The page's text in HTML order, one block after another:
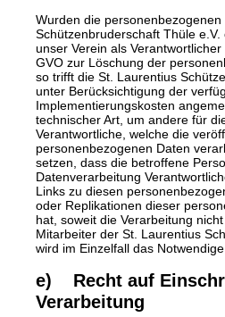
Wurden die
Schützenbruderschaft Thüle
unser Verein als
GVO zur Löschung der
so trifft die St. Laurentius
unter Berücksichtigung der
Implementierungskosten
technischer Art, um andere für
Verantwortliche, welche die
personenbezogenen Daten
setzen, dass die betroffene
Datenverarbeitung
Links zu diesen
oder Replikationen dieser
hat, soweit die Verarbeitung
Mitarbeiter der St. Laurentius
wird im Einzelfall das
e) Recht auf
Verarbeitung